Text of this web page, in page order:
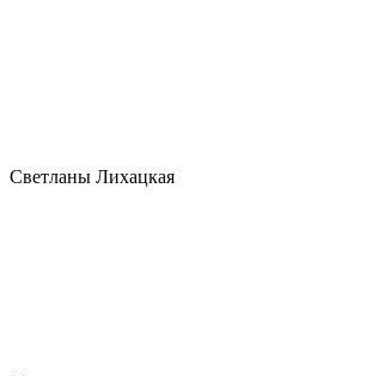
Светланы Лихацкая